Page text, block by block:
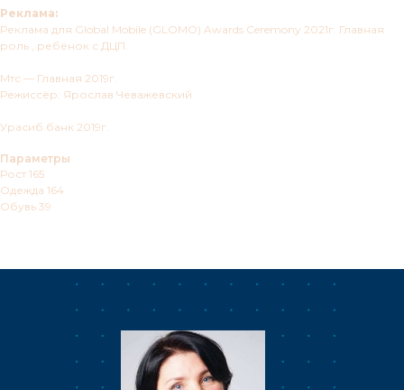
Реклама:
Реклама для Global Mobile (GLOMO) Awards Ceremony 2021г. Главная
роль , ребёнок с ДЦП.
Мтс — Главная 2019г.
Режиссёр: Ярослав Чеважевский
Урасиб банк 2019г.
Параметры
Рост 165
Одежда 164
Обувь 39